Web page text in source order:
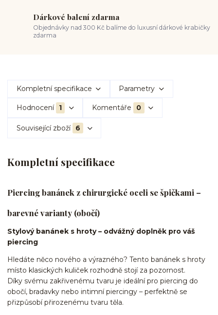
Dárkové balení zdarma
Objednávky nad 300 Kč balíme do luxusní dárkové krabičky
zdarma
Kompletní specifikace Parametry
Hodnocení 1 Komentáře 0
Související zboží 6
Kompletní specifikace
Piercing banánek z chirurgické oceli se špičkami –
barevné varianty (obočí)
Stylový banánek s hroty – odvážný doplněk pro váš
piercing
Hledáte něco nového a výrazného? Tento banánek s hroty
místo klasických kuliček rozhodně stojí za pozornost.
Díky svému zakřivenému tvaru je ideální pro piercing do
obočí, bradavky nebo intimní piercingy – perfektně se
přizpůsobí přirozenému tvaru těla.